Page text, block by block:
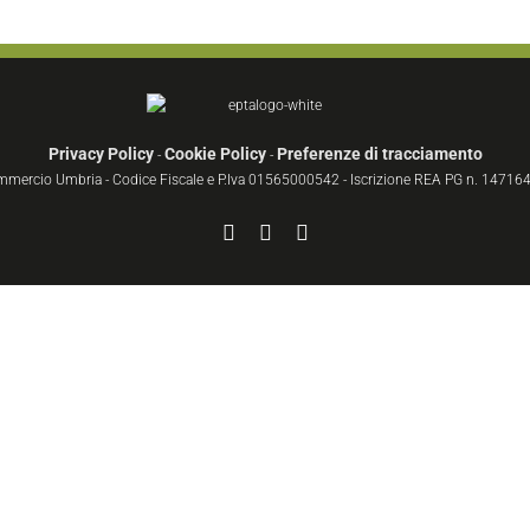
Privacy Policy- Cookie Policy- Preferenze di tracciamento
Umbria - Codice Fiscale e P.Iva 01565000542 - Iscrizione REA PG n.
FacebookYouTube